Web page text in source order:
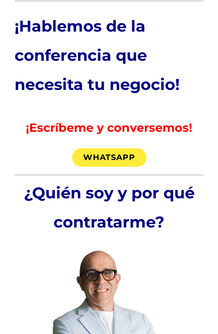
¡Hablemos de la
conferencia que
necesita tu negocio!
¡Escríbeme y conversemos!
WHATSAPP
¿Quién soy y por qué
contratarme?